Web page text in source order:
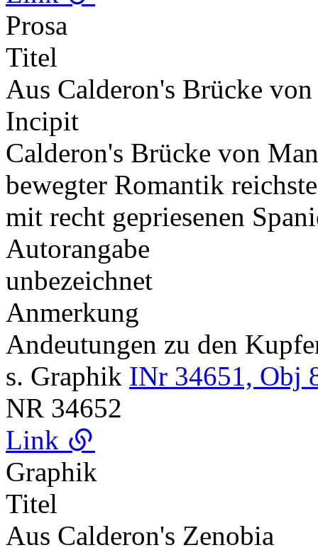
Prosa
Titel
Aus Calderon's Brücke
Incipit
Calderon's Brücke von
bewegter Romantik
mit recht gepriesenen
Autorangabe
unbezeichnet
Anmerkung
Andeutungen zu den
s. Graphik INr 34651, Obj
NR 34652
Link
Graphik
Titel
Aus Calderon's Zenobia